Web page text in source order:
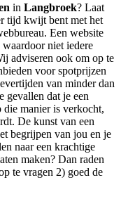
in Langbroek? Laat
tijd kwijt bent met het
Een website
niet iedere
adviseren ook om op te
voor spotprijzen
van minder dan
gevallen dat je een
die manier is verkocht,
De kunst van een
begrijpen van jou en je
naar een krachtige
maken? Dan raden
te vragen 2) goed de